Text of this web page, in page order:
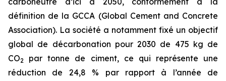
définition de la GCCA (Global Cement and Concrete
Association). La société a notamment fixé un objectif
global de décarbonation pour 2030 de 475 kg de
CO2
par tonne de ciment, ce qui représente une
réduction de 24,8 % par rapport à l’année de